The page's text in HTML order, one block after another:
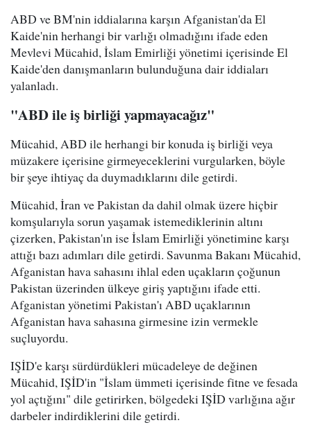
ABD ve BM'nin iddialarına karşın Afganistan'da El
Kaide'nin herhangi bir varlığı olmadığını ifade eden
Mevlevi Mücahid, İslam Emirliği yönetimi içerisinde El
Kaide'den danışmanların bulunduğuna dair iddiaları
yalanladı.
"ABD ile iş birliği yapmayacağız"
Mücahid, ABD ile herhangi bir konuda iş birliği veya
müzakere içerisine girmeyeceklerini vurgularken, böyle
bir şeye ihtiyaç da duymadıklarını dile getirdi.
Mücahid, İran ve Pakistan da dahil olmak üzere hiçbir
komşularıyla sorun yaşamak istemediklerinin altını
çizerken, Pakistan'ın ise İslam Emirliği yönetimine karşı
attığı bazı adımları dile getirdi. Savunma Bakanı Mücahid,
Afganistan hava sahasını ihlal eden uçakların çoğunun
Pakistan üzerinden ülkeye giriş yaptığını ifade etti.
Afganistan yönetimi Pakistan'ı ABD uçaklarının
Afganistan hava sahasına girmesine izin vermekle
suçluyordu.
IŞİD'e karşı sürdürdükleri mücadeleye de değinen
Mücahid, IŞİD'in "İslam ümmeti içerisinde fitne ve fesada
yol açtığını" dile getirirken, bölgedeki IŞİD varlığına ağır
darbeler indirdiklerini dile getirdi.